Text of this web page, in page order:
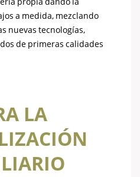
a medida, mezclando
nuevas tecnologías,
de primeras calidades
LA